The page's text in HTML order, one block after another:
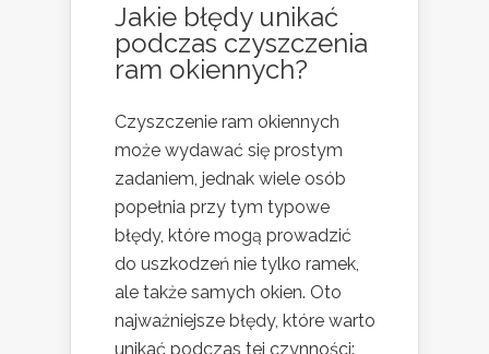
Jakie błędyunikać
podczas czyszczenia
ram okiennych?
Czyszczenie ram okiennych
może wydawać się prostym
zadaniem, jednak wiele osób
popełnia przy tym typowe
błędy, które mogą prowadzić
do uszkodzeń nie tylko ramek,
ale także samych okien. Oto
najważniejsze błędy, które warto
unikać podczas tej czynności: